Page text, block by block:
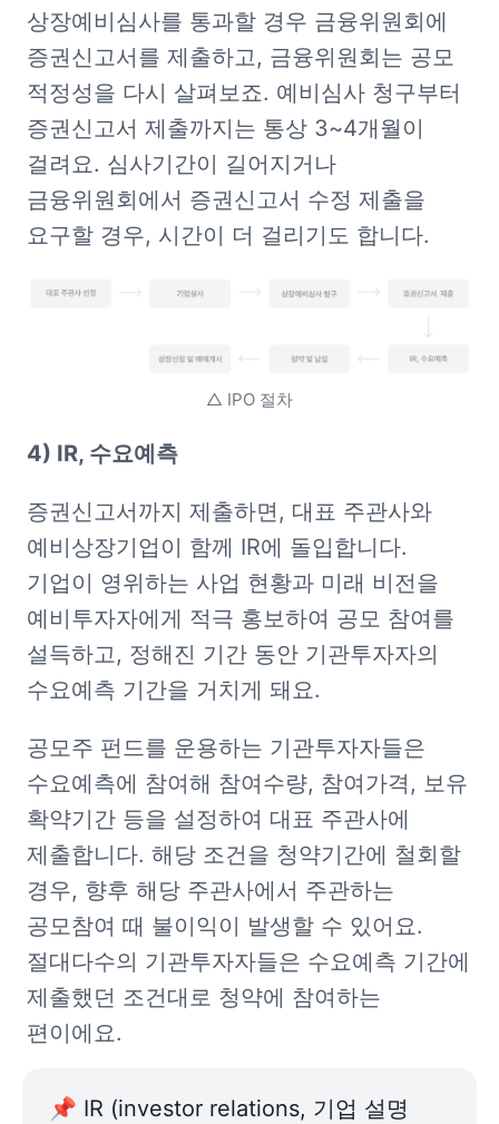
상장예비심사를 통과할 경우 금융위원회에
증권신고서를 제출하고, 금융위원회는 공모
적정성을 다시 살펴보죠. 예비심사 청구부터
증권신고서 제출까지는 통상 3~4개월이
걸려요. 심사기간이 길어지거나
금융위원회에서 증권신고서 수정 제출을
요구할 경우, 시간이 더 걸리기도 합니다.
△ IPO 절차
4) IR, 수요예측
증권신고서까지 제출하면, 대표 주관사와
예비상장기업이 함께 IR에 돌입합니다.
기업이 영위하는 사업 현황과 미래 비전을
예비투자자에게 적극 홍보하여 공모 참여를
설득하고, 정해진 기간 동안 기관투자자의
수요예측 기간을 거치게 돼요.
공모주 펀드를 운용하는 기관투자자들은
수요예측에 참여해 참여수량, 참여가격, 보유
확약기간 등을 설정하여 대표 주관사에
제출합니다. 해당 조건을 청약기간에 철회할
경우, 향후 해당 주관사에서 주관하는
공모참여 때 불이익이 발생할 수 있어요.
절대다수의 기관투자자들은 수요예측 기간에
제출했던 조건대로 청약에 참여하는
편이에요.
📌 IR (investor relations, 기업 설명